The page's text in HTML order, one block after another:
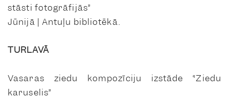
stāsti fotogrāfijās”
Jūnijā | Antuļu bibliotēkā.
TURLAVĀ
Vasaras ziedu kompozīciju izstāde “Ziedu
karuselis”